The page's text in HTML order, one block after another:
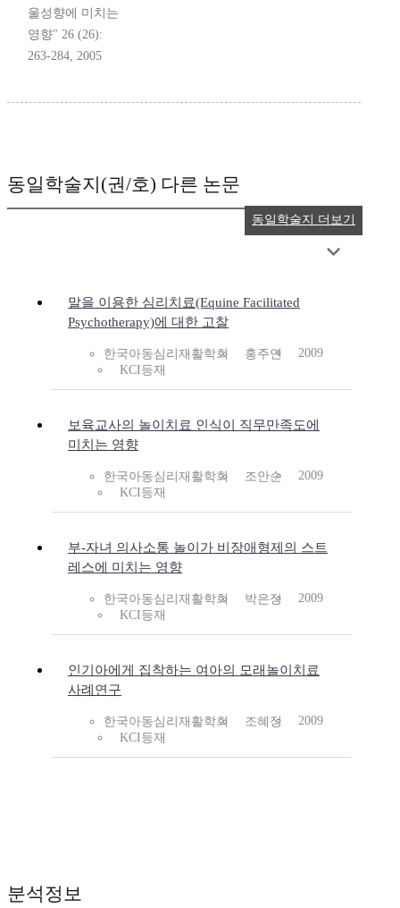
울성향에 미치는
영향" 26 (26):
263-284, 2005
동일학술지(권/호) 다른 논문
말을 이용한 심리치료(Equine Facilitated
Psychotherapy)에 대한 고찰
한국아동심리재활학회 홍주연
2009
KCI등재
보육교사의 놀이치료 인식이 직무만족도에
미치는 영향
한국아동심리재활학회 조안순
2009
KCI등재
부-자녀 의사소통 놀이가 비장애형제의 스트
레스에 미치는 영향
한국아동심리재활학회 박은정
2009
KCI등재
인기아에게 집착하는 여아의 모래놀이치료
사례연구
한국아동심리재활학회 조혜정
2009
KCI등재
동일학술지 더보기
분석정보